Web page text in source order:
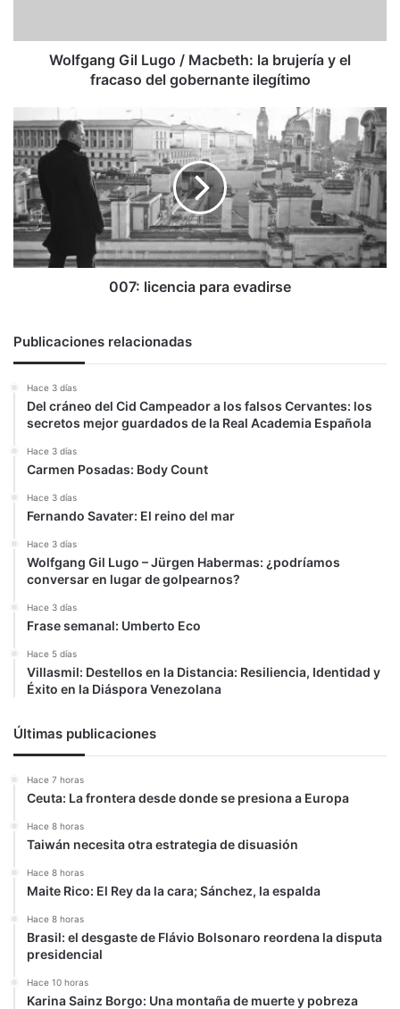
el
fracasoWolfgang Gil Lugo / Macbeth: la brujería y el
fracaso del gobernante ilegítimo
licencia
para
evadirse
007: licencia para evadirse
Publicaciones relacionadas
Hace 3 días
Del cráneo del Cid Campeador a los falsos Cervantes: los
secretos mejor guardados de la Real Academia Española
Hace 3 días
Carmen Posadas: Body Count
Hace 3 días
Fernando Savater: El reino del mar
Hace 3 días
Wolfgang Gil Lugo – Jürgen Habermas: ¿podríamos
conversar en lugar de golpearnos?
Hace 3 días
Frase semanal: Umberto Eco
Hace 5 días
Villasmil: Destellos en la Distancia: Resiliencia, Identidad y
Éxito en la Diáspora Venezolana
Últimas publicaciones
Hace 7 horas
Ceuta: La frontera desde donde se presiona a Europa
Hace 8 horas
Taiwán necesita otra estrategia de disuasión
Hace 8 horas
Maite Rico: El Rey da la cara; Sánchez, la espalda
Hace 8 horas
Brasil: el desgaste de Flávio Bolsonaro reordena la disputa
presidencial
Hace 10 horas
Karina Sainz Borgo: Una montaña de muerte y pobreza